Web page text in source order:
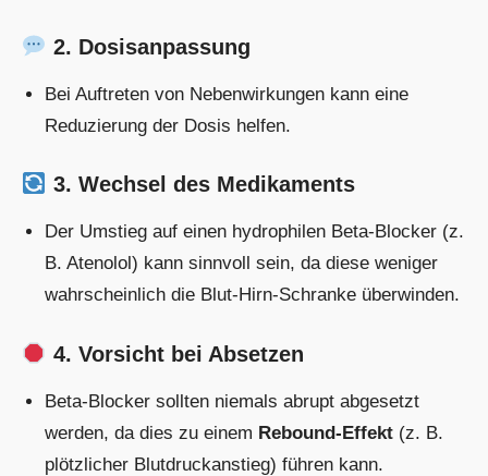
2. Dosisanpassung
Bei Auftreten von Nebenwirkungen kann eine
Reduzierung der Dosis helfen.
3. Wechsel des Medikaments
Der Umstieg auf einen hydrophilen Beta-Blocker (z.
B. Atenolol) kann sinnvoll sein, da diese weniger
wahrscheinlich die Blut-Hirn-Schranke überwinden.
4. Vorsicht bei Absetzen
Beta-Blocker sollten niemals abrupt abgesetzt
werden, da dies zu einem Rebound-Effekt (z. B.
plötzlicher Blutdruckanstieg) führen kann.